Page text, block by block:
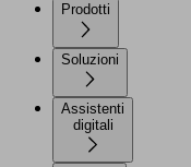
Prodotti
Soluzioni
Assistenti